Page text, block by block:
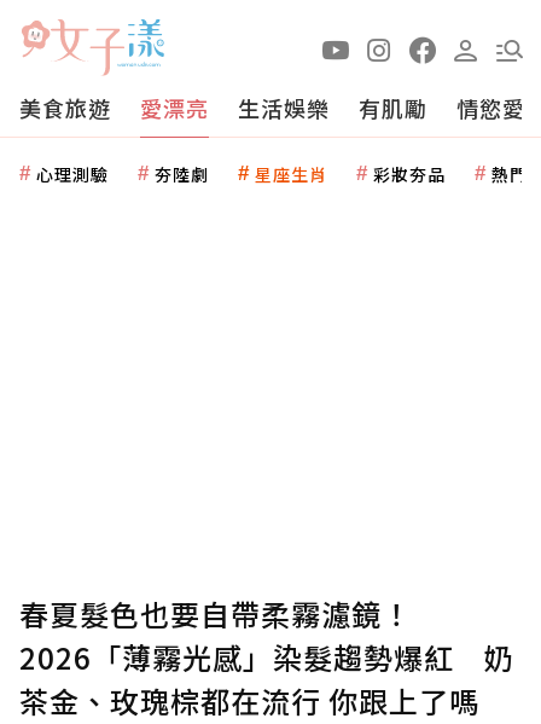
美食旅遊 愛漂亮 生活娛樂 有肌勵 情慾愛
心理測驗 夯陸劇 星座生肖 彩妝夯品 熱門
春夏髮色也要自帶柔霧濾鏡！
2026「薄霧光感」染髮趨勢爆紅 奶
茶金、玫瑰棕都在流行 你跟上了嗎